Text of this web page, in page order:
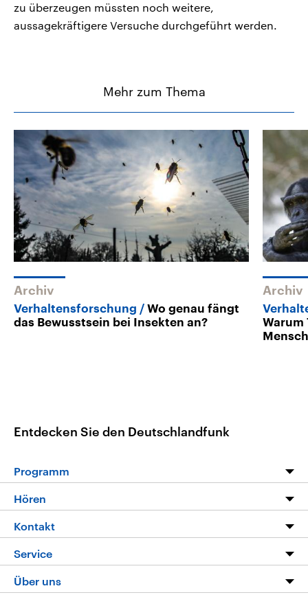
zu überzeugen müssten noch weitere,
aussagekräftigere Versuche durchgeführt werden.
Mehr zum Thema
Archiv
Verhaltensforschung
Wo genau fängt
das Bewusstsein bei Insekten an?
Archiv
Warum
Entdecken Sie den Deutschlandfunk
Programm
Programm
Die Nachrichten
Nachrichtenleicht
Neue Beiträge auf dlf.de
Hören
Livestream
Podcasts
Deutschlandfunk App
Kontakt
Hörerservice
Service
FAQ
Über uns